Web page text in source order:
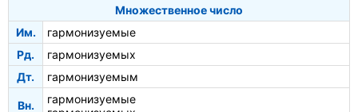
Множественное число
Им.
гармонизуемые
Рд.
гармонизуемых
Дт.
гармонизуемым
Вн.
гармонизуемые